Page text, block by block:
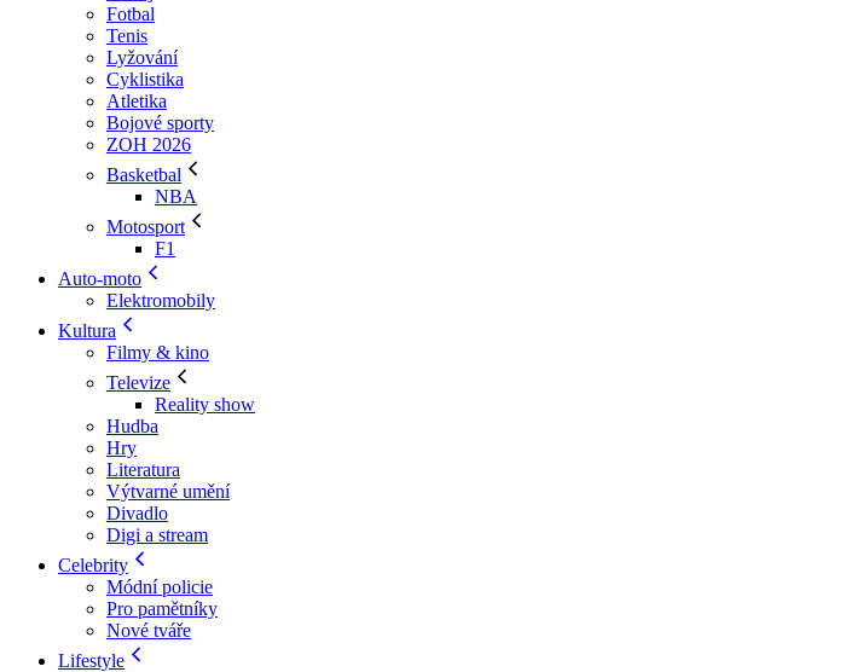
Fotbal
Tenis
Lyžování
Cyklistika
Atletika
Bojové sporty
ZOH 2026
Basketbal
NBA
Motosport
F1
Auto-moto
Elektromobily
Kultura
Filmy & kino
Televize
Reality show
Hudba
Hry
Literatura
Výtvarné umění
Divadlo
Digi a stream
Celebrity
Módní policie
Pro pamětníky
Nové tváře
Lifestyle